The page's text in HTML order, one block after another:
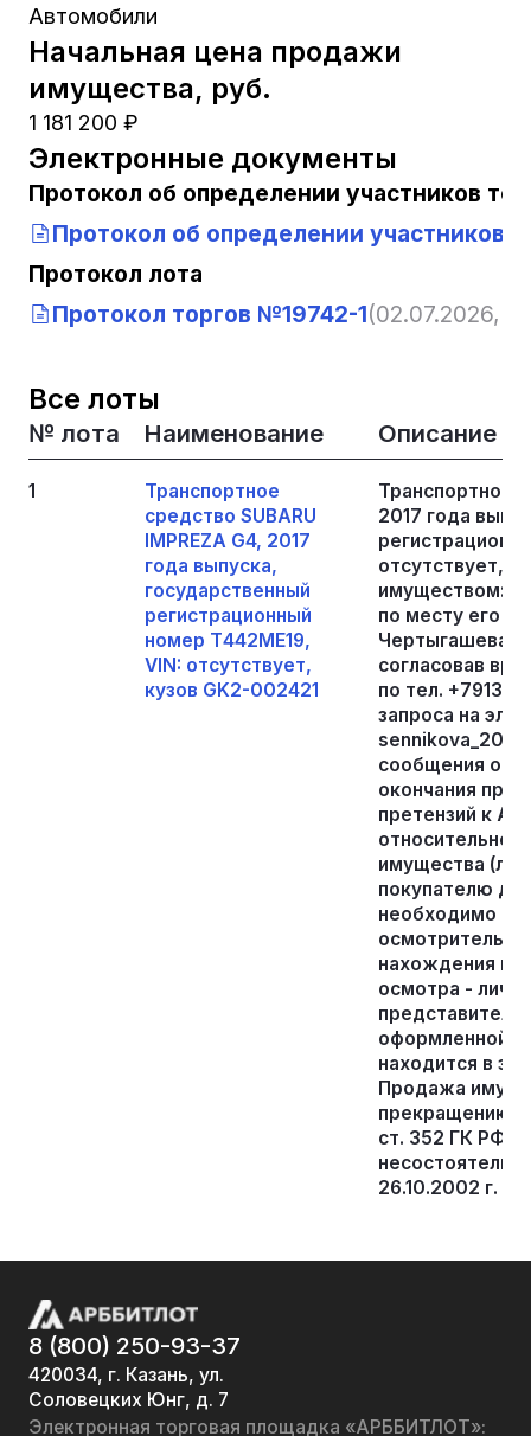
Автомобили
Начальная цена продажи
имущества, руб.
1 181 200 ₽
Электронные документы
Протокол об определении участников
Протокол об определении участников
Протокол лота
Протокол торгов №19742-1(02.07.2026,
Все лоты
№ лота Наименование Описание
1
Транспортное
средство SUBARU
IMPREZA G4, 2017
года выпуска,
государственный
регистрационный
номер Т442МЕ19,
VIN: отсутствует,
кузов GK2-002421
Транспортное
2017 года
отсутствует,
имуществом:
по месту его
Чертыгашева
согласовав
по тел.
запроса на
сообщения о
окончания
претензий к
относительно
имущества
покупателю
необходимо
нахождения
осмотра -
оформленной
находится в
Продажа
прекращению
ст. 352 ГК РФ и
26.10.2002 г. №
8 (800) 250-93-37
420034, г. Казань, ул.
Соловецких Юнг, д. 7
Электронная торговая площадка «АРББИТЛОТ»: